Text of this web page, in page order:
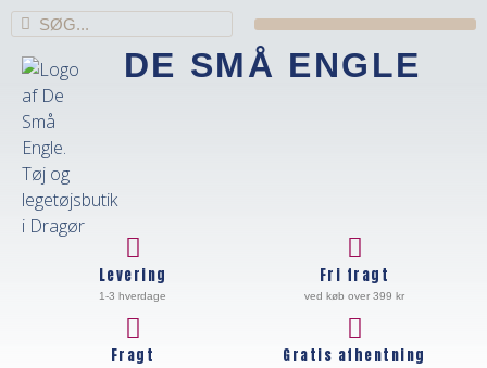
DE SMÅ ENGLE
Levering
1-3 hverdage
Fri fragt
ved køb over 399 kr
Fragt Gratis afhentning